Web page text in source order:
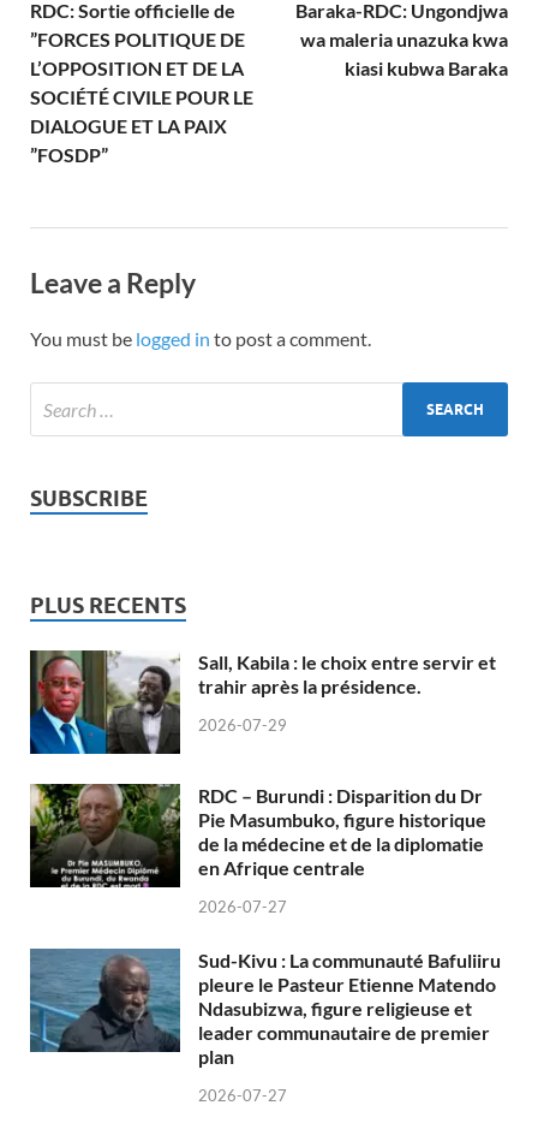
RDC: Sortie officielle de
”FORCES POLITIQUE DE
L’OPPOSITION ET DE LA
SOCIÉTÉ CIVILE POUR LE
DIALOGUE ET LA PAIX
”FOSDP”
Baraka-RDC: Ungondjwa
wa maleria unazuka kwa
kiasi kubwa Baraka
Leave a Reply
You must be logged in to post a comment.
SUBSCRIBE
PLUS RECENTS
Sall, Kabila : le choix entre servir et
trahir après la présidence.
2026-07-29
RDC – Burundi : Disparition du Dr
Pie Masumbuko, figure historique
de la médecine et de la diplomatie
en Afrique centrale
2026-07-27
Sud-Kivu : La communauté Bafuliiru
pleure le Pasteur Etienne Matendo
Ndasubizwa, figure religieuse et
leader communautaire de premier
plan
2026-07-27